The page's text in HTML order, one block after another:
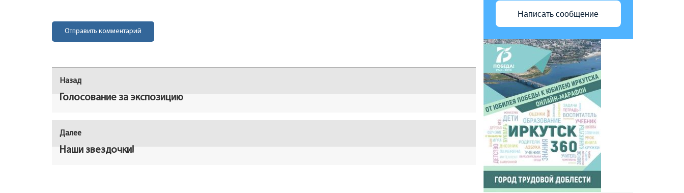
Навигация
по
записям
Назад
Голосование за экспозицию
Далее
Наши звездочки!
Написать сообщение